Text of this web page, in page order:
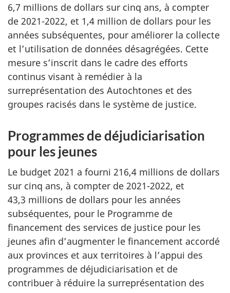
6,7 millions de dollars sur cinq ans, à compter
de 2021-2022, et 1,4 million de dollars pour les
années subséquentes, pour améliorer la collecte
et l’utilisation de données désagrégées. Cette
mesure s’inscrit dans le cadre des efforts
continus visant à remédier à la
surreprésentation des Autochtones et des
groupes racisés dans le système de justice.
Programmes de déjudiciarisation
pour les jeunes
Le budget 2021 a fourni 216,4 millions de dollars
sur cinq ans, à compter de 2021-2022, et
43,3 millions de dollars pour les années
subséquentes, pour le Programme de
financement des services de justice pour les
jeunes afin d’augmenter le financement accordé
aux provinces et aux territoires à l’appui des
programmes de déjudiciarisation et de
contribuer à réduire la surreprésentation des